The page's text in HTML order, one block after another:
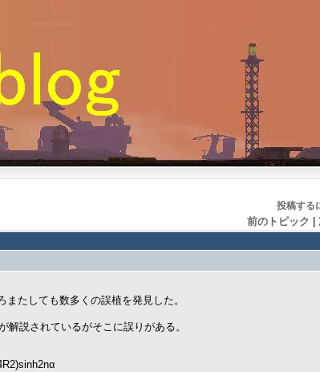
投稿する
前のトピック
たしても数多くの誤植を発見した。
説されているがそこに誤りがある。